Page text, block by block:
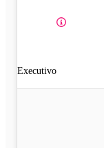
Executivo